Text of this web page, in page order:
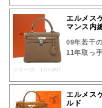
ケリー25 12/03/07
エルメス
マンス内
09年若干
11年取っ
エルメス
ルド